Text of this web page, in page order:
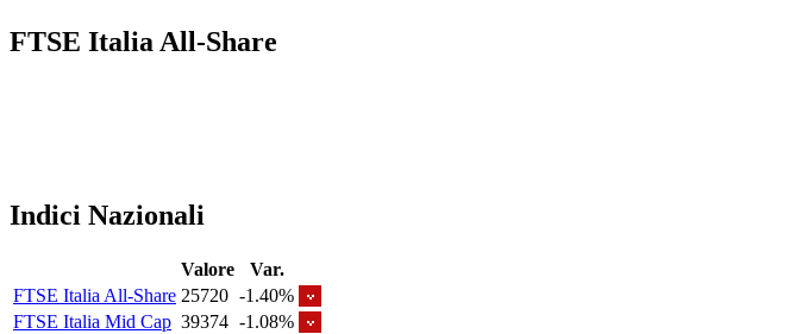
FTSE Italia All-Share
Indici Nazionali
Valore
Var.
FTSE Italia All-Share 25720 -1.40%
FTSE Italia Mid Cap 39374 -1.08%